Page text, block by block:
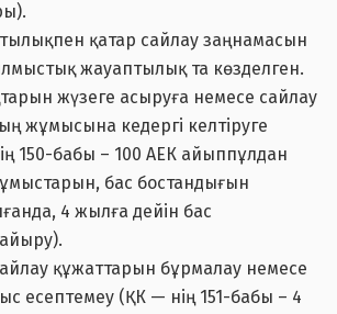
қатар сайлау заңнамасын
жауаптылық та көзделген.
жүзеге асыруға немесе сайлау
жұмысына кедергі келтіруге
150-бабы – 100 АЕК айыппұлдан
бас бостандығын
4 жылға дейін бас
құжаттарын бұрмалау немесе
есептемеу (ҚК — нің 151-бабы – 4